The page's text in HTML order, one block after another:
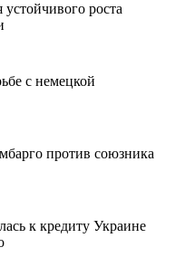
роста
с немецкой
против союзника
к кредиту Украине